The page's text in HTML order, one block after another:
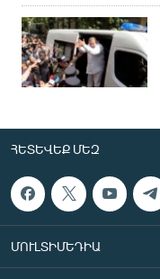
ՀԵՏԵՎԵՔ ՄԵԶ
ՄՈՒԼՏԻՄԵԴԻԱ